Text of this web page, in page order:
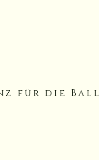
für die